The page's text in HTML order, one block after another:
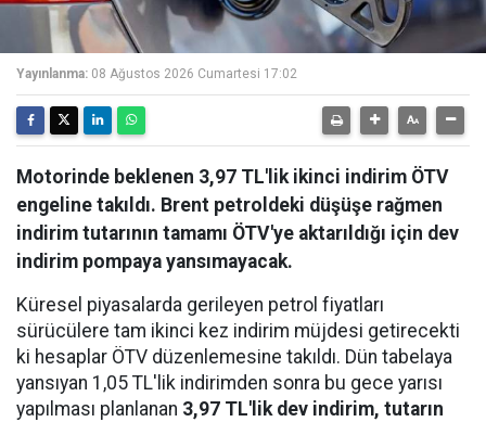
Yayınlanma: 08 Ağustos 2026 Cumartesi 17:02
Motorinde beklenen 3,97 TL'lik ikinci indirim ÖTV
engeline takıldı. Brent petroldeki düşüşe rağmen
indirim tutarının tamamı ÖTV'ye aktarıldığı için dev
indirim pompaya yansımayacak.
Küresel piyasalarda gerileyen petrol fiyatları
sürücülere tam ikinci kez indirim müjdesi getirecekti
ki hesaplar ÖTV düzenlemesine takıldı. Dün tabelaya
yansıyan 1,05 TL'lik indirimden sonra bu gece yarısı
yapılması planlanan 3,97 TL'lik dev indirim, tutarın